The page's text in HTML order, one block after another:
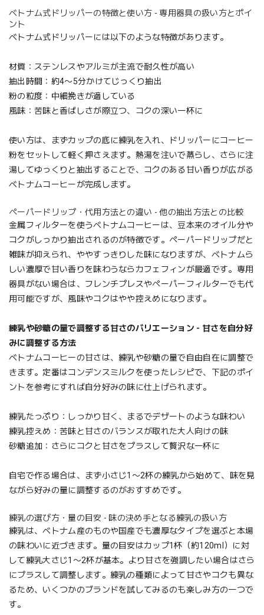
ベトナム式ドリッパーの特徴と使い方 - 専用器具の扱い方とポイ
ント
ベトナム式ドリッパーには以下のような特徴があります。
材質：ステンレスやアルミが主流で耐久性が高い
抽出時間：約4〜5分かけてじっくり抽出
粉の粒度：中細挽きが適している
風味：苦味と香ばしさが際立つ、コクの深い一杯に
使い方は、まずカップの底に練乳を入れ、ドリッパーにコーヒー
粉をセットして軽く押さえます。熱湯を注いで蒸らし、さらに注
湯してゆっくりと抽出することで、コクのある甘い香りが広がる
ベトナムコーヒーが完成します。
ペーパードリップ・代用方法との違い - 他の抽出方法との比較
金属フィルターを使うベトナムコーヒーは、豆本来のオイル分や
コクがしっかり抽出されるのが特徴です。ペーパードリップだと
雑味が抑えられ、ややすっきりした味になりますが、ベトナムら
しい濃厚で甘い香りを味わうならカフェフィンが最適です。専用
器具がない場合は、フレンチプレスやペーパーフィルターでも代
用可能ですが、風味やコクはやや控えめになります。
練乳や砂糖の量で調整する甘さのバリエーション - 甘さを自分好
みに調整する方法
ベトナムコーヒーの甘さは、練乳や砂糖の量で自由自在に調整で
きます。定番はコンデンスミルクを使ったレシピで、下記のポイ
ントを参考にすれば自分好みの味に仕上げられます。
練乳たっぷり：しっかり甘く、まるでデザートのような味わい
練乳控えめ：苦味と甘さのバランスが取れた大人向けの味
砂糖追加：さらにコクと甘さをプラスして贅沢な一杯に
自宅で作る場合は、まず小さじ1〜2杯の練乳から始めて、味を見
ながら好みの量に調整するのがおすすめです。
練乳の選び方・量の目安 - 味の決め手となる練乳の扱い方
練乳は、ベトナム産のものや国産でも濃厚なタイプを選ぶと本場
の味わいに近づきます。量の目安はカップ1杯（約120ml）に対
して練乳大さじ1〜2杯が基本。より甘さを強調したい場合はさら
にプラスして調整します。練乳の種類によって甘さやコクも異な
るため、いくつかのブランドを試してみるのも楽しみ方の一つで
す。